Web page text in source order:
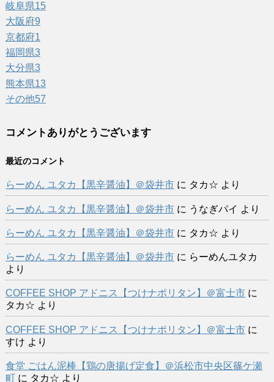
岐阜県15
大阪府9
京都府1
福岡県3
大分県3
熊本県13
その他57
コメントありがとうございます
最近のコメント
らーめん ユタカ【黒辛醤油】＠袋井市に タカ☆ より
らーめん ユタカ【黒辛醤油】＠袋井市に うなぎパイ より
らーめん ユタカ【黒辛醤油】＠袋井市に タカ☆ より
らーめん ユタカ【黒辛醤油】＠袋井市に らーめんユタカ
より
COFFEE SHOP アドニス【つけナポリタン】＠富士市に
タカ☆ より
COFFEE SHOP アドニス【つけナポリタン】＠富士市に
すけ より
食堂 ごはん泥棒【鶏の唐揚げ定食】＠浜松市中央区篠ケ瀬
町に タカ☆ より